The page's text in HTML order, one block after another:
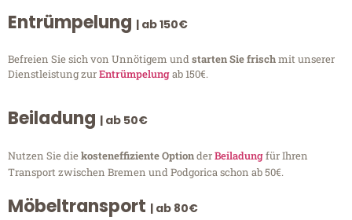
Entrümpelung | ab 150€
Befreien Sie sich von Unnötigem undstarten Sie frischmit unserer
Dienstleistung zurEntrümpelungab 150€.
Beiladung | ab 50€
Nutzen Sie diekosteneffiziente OptionderBeiladungfür Ihren
Transport zwischen Bremen und Podgorica schon ab 50€.
Möbeltransport | ab 80€